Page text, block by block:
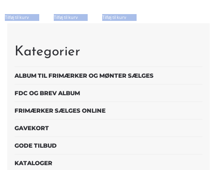
Tilføj til kurv Tilføj til kurv Tilføj til kurv
Kategorier
ALBUM TIL FRIMÆRKER OG MØNTER SÆLGES
FDC OG BREV ALBUM
FRIMÆRKER SÆLGES ONLINE
GAVEKORT
GODE TILBUD
KATALOGER